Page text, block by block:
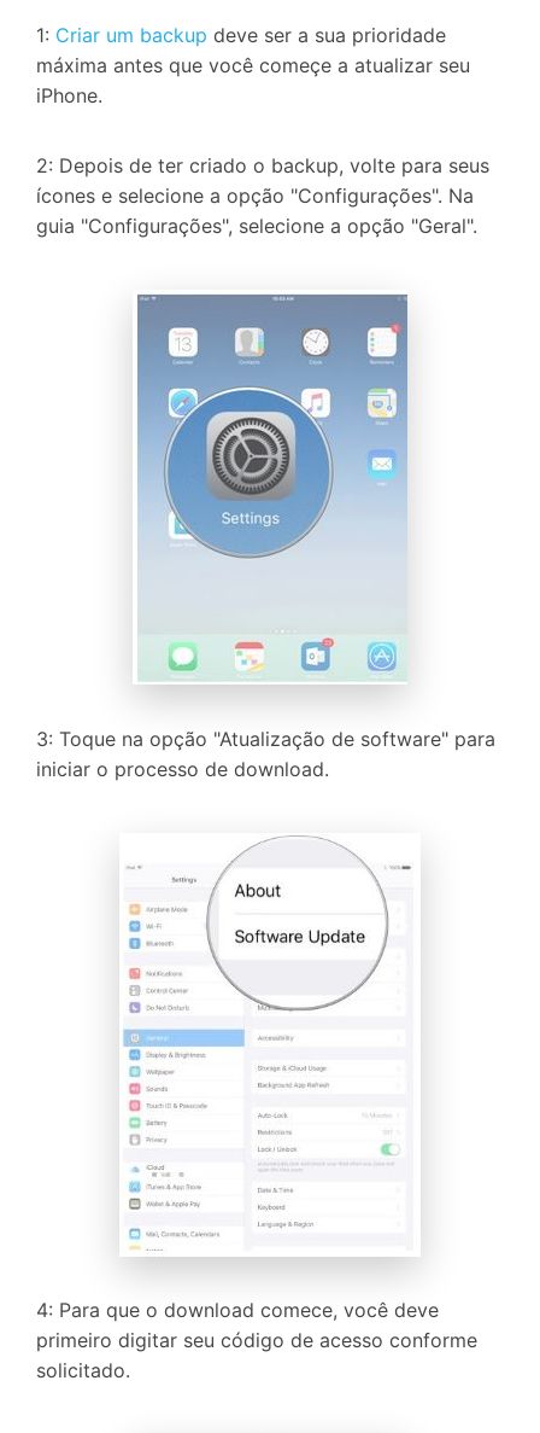
1: Criar um backup deve ser a sua prioridade
máxima antes que você começe a atualizar seu
iPhone.
2: Depois de ter criado o backup, volte para seus
ícones e selecione a opção "Configurações". Na
guia "Configurações", selecione a opção "Geral".
3: Toque na opção "Atualização de software" para
iniciar o processo de download.
4: Para que o download comece, você deve
primeiro digitar seu código de acesso conforme
solicitado.